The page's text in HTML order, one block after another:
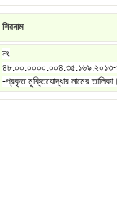
শিরনাম
নং
-প্রকৃত মুক্তিযোদ্ধার নামের